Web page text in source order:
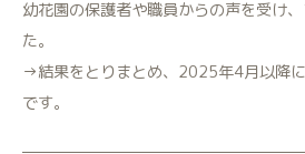
幼花園の保護者や職員からの声を受け
た。
→結果をとりまとめ、2025年4月以降
です。